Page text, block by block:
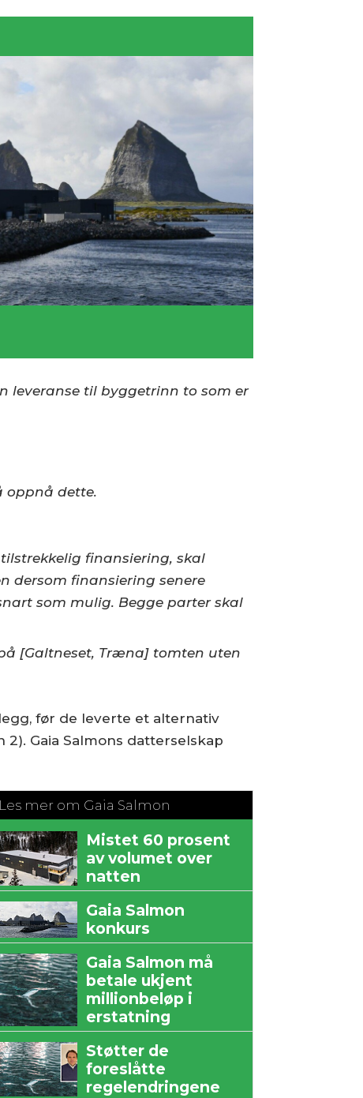
leveranse til byggetrinn to som er
oppnå dette.
finansiering, skal
dersom finansiering senere
som mulig. Begge parter skal
[Galtneset, Træna] tomten uten
før de leverte et alternativ
Gaia Salmons datterselskap
Les mer om Gaia Salmon
Mistet 60 prosent
av volumet over
natten
Gaia Salmon
konkurs
Gaia Salmon må
betale ukjent
millionbeløp i
erstatning
Støtter de
foreslåtte
regelendringene